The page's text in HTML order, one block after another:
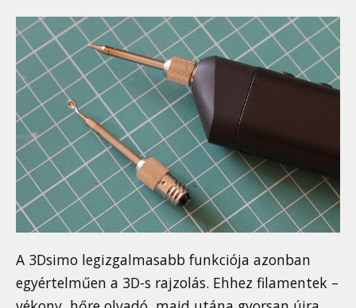
A 3Dsimo legizgalmasabb funkciója azonban
egyértelműen a 3D-s rajzolás. Ehhez filamentek –